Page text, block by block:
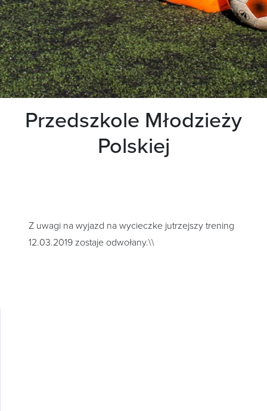
Przedszkole Młodzieży
Polskiej
Z uwagi na wyjazd na wycieczke jutrzejszy trening
12.03.2019 zostaje odwołany.\\